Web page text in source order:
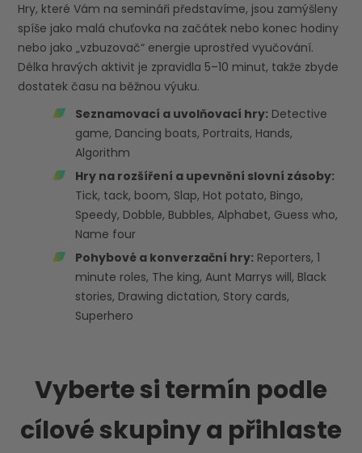
Hry, které Vám na semináři představíme, jsou zamýšleny
spíše jako malá chuťovka na začátek nebo konec hodiny
nebo jako „vzbuzovač“ energie uprostřed vyučování.
Délka hravých aktivit je zpravidla 5–10 minut, takže zbyde
dostatek času na běžnou výuku.
Seznamovací a uvolňovací hry: Detective
game, Dancing boats, Portraits, Hands,
Algorithm
Hry na rozšíření a upevnění slovní zásoby:
Tick, tack, boom, Slap, Hot potato, Bingo,
Speedy, Dobble, Bubbles, Alphabet, Guess who,
Name four
Pohybové a konverzační hry: Reporters, 1
minute roles, The king, Aunt Marrys will, Black
stories, Drawing dictation, Story cards,
Superhero
Vyberte si termín podle
cílové skupiny a přihlaste